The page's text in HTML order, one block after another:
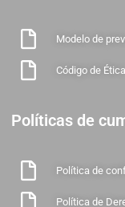
Modelo de
Código de Ética
Políticas de
Política de
Política de